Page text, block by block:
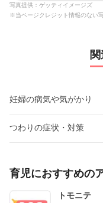
写真提供：ゲッティイメージズ
※当ページクレジット情報のない
妊婦の病気や気がかり
つわりの症状・対策
育児におすすめの
トモニテ